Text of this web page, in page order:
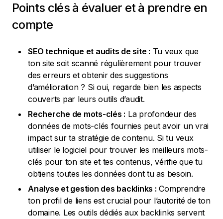
Points clés à évaluer et à prendre en
compte
SEO technique et audits de site : Tu veux que
ton site soit scanné régulièrement pour trouver
des erreurs et obtenir des suggestions
d’amélioration ? Si oui, regarde bien les aspects
couverts par leurs outils d’audit.
Recherche de mots-clés : La profondeur des
données de mots-clés fournies peut avoir un vrai
impact sur ta stratégie de contenu. Si tu veux
utiliser le logiciel pour trouver les meilleurs mots-
clés pour ton site et tes contenus, vérifie que tu
obtiens toutes les données dont tu as besoin.
Analyse et gestion des backlinks : Comprendre
ton profil de liens est crucial pour l’autorité de ton
domaine. Les outils dédiés aux backlinks servent